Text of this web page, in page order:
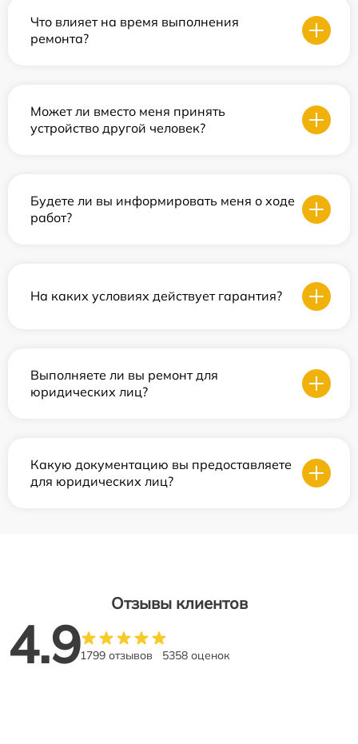
Что влияет на время выполнения
ремонта?
Может ли вместо меня принять
устройство другой человек?
Будете ли вы информировать меня о ходе
работ?
На каких условиях действует гарантия?
Выполняете ли вы ремонт для
юридических лиц?
Какую документацию вы предоставляете
для юридических лиц?
Отзывы клиентов
4.91799 отзывов 5358 оценок